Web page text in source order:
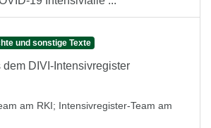
und sonstige Texte
dem DIVI-Intensivregister
am RKI; Intensivregister-Team am